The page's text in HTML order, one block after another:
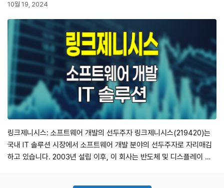
10월 19, 2024
링크제니시스: 소프트웨어 개발의 선두주자 링크제니시스(219420)는
국내 IT 솔루션 시장에서 소프트웨어 개발 분야의 선두주자로 자리매김
하고 있습니다. 2003년 설립 이후, 이 회사는 반도체 및 디스플레이 생